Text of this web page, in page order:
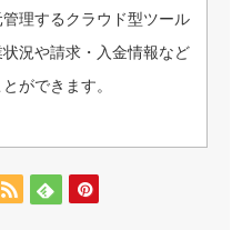
理するクラウド型ツール
況や請求・入金情報など
ができます。